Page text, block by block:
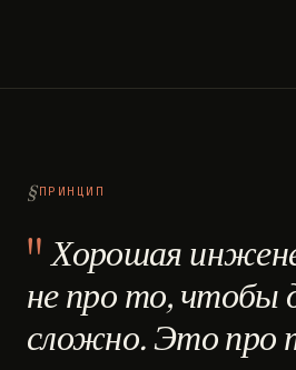
ПРИНЦИП
Хорошая
не про то, чтобы
сложно. Это про